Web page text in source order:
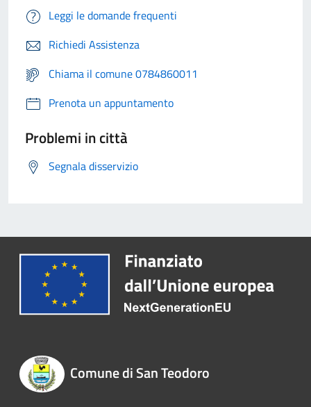
Leggi le domande frequenti
Richiedi Assistenza
Chiama il comune 0784860011
Prenota un appuntamento
Problemi in città
Segnala disservizio
Comune di San Teodoro